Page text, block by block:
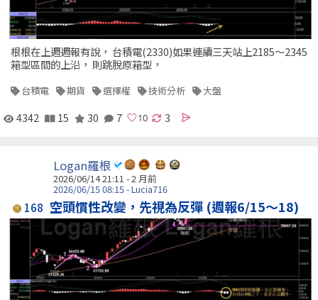
根根在上週週報有說， 台積電(2330)如果連續三天站上2185～2345
箱型區間的上沿， 則跳脫原箱型，
台積電 期貨 選擇權 技術分析 大盤
4342 15 30 7 3
Logan羅根
2026/06/14 21:11 - 2 月前
2026/06/15 08:15 - Lucia716
168 空頭慣性改變，先視為反彈 (週報6/15～18)